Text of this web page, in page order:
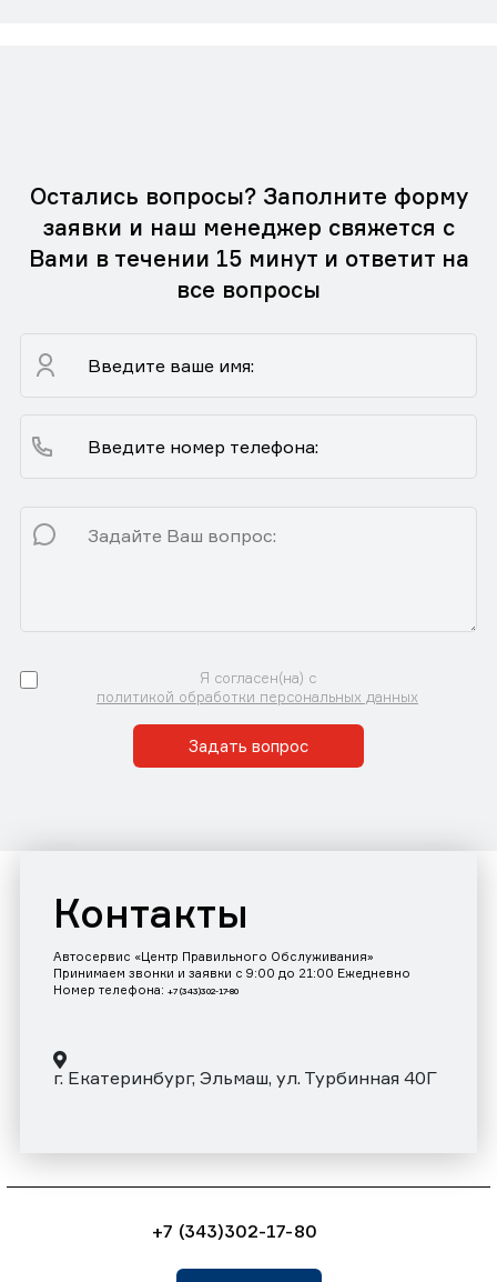
Остались вопросы? Заполните форму
заявки и наш менеджер свяжется с
Вами в течении 15 минут и ответит на
все вопросы
Я согласен(на) с
политикой обработки персональных данных
Задать вопрос
Контакты
Автосервис «Центр Правильного Обслуживания»
Принимаем звонки и заявки с 9:00 до 21:00 Ежедневно
Номер телефона: +7 (343)302-17-80
г. Екатеринбург, Эльмаш, ул. Турбинная 40Г
+7 (343)302-17-80